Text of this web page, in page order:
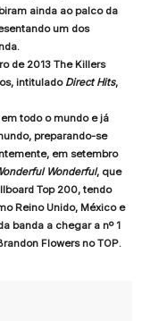
ainda ao palco da
um dos
de 2013 The Killers
intitulado Direct Hits,
todo o mundo e já
preparando-se
em setembro
Wonderful, que
Top 200, tendo
Reino Unido, México e
banda a chegar a nº 1
Flowers no TOP.